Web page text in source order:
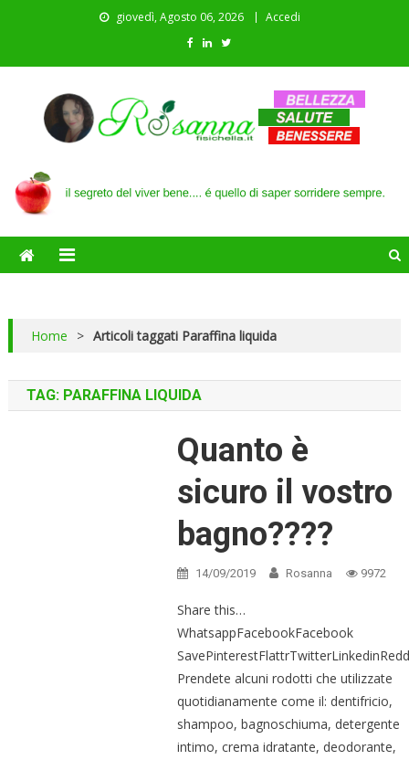
giovedì, Agosto 06, 2026 Accedi
Il blog di Rosanna
Home > Articoli taggati Paraffina liquida
TAG: PARAFFINA LIQUIDA
Quanto è
sicuro il vostro
bagno????
14/09/2019 Rosanna 9972
Share this…
WhatsappFacebookFacebook
Prendete alcuni rodotti che utilizzate
quotidianamente come il: dentifricio,
shampoo, bagnoschiuma, detergente
intimo, crema idratante, deodorante,